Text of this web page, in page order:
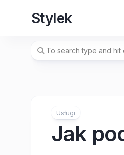
Stylek
Usługi
Jak